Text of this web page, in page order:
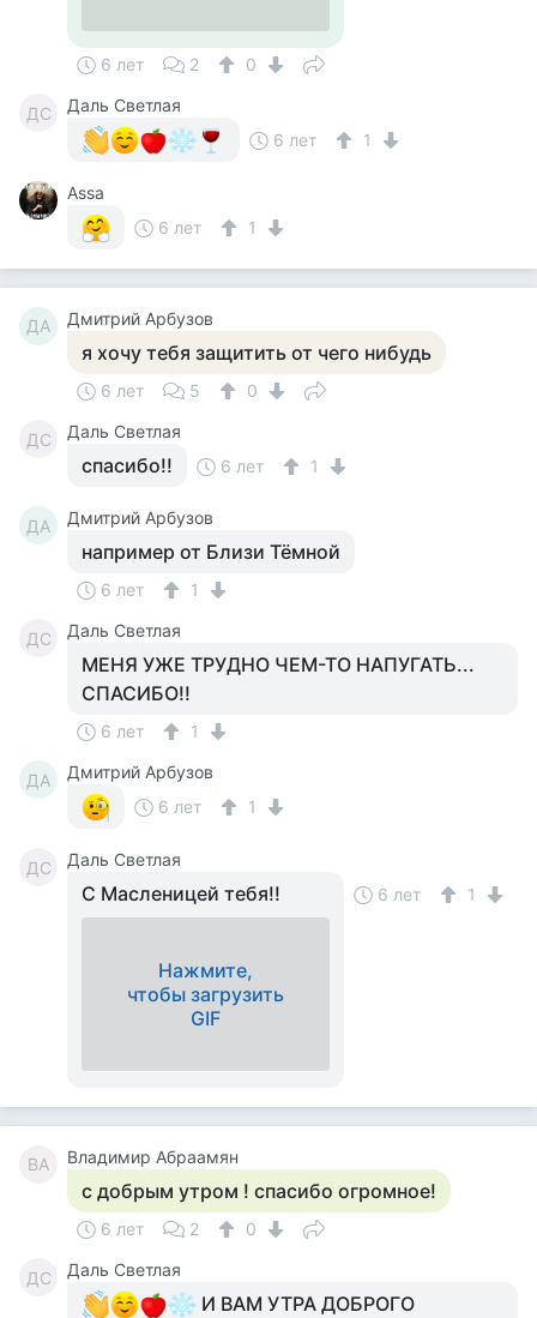
6 лет 2 0
ДС
Даль Светлая
6 лет
1
Assa
6 лет
1
ДА Дмитрий Арбузов
я хочу тебя защитить от чего нибудь
6 лет 5 0
ДС Даль Светлая
спасибо!! 6 лет 1
ДА Дмитрий Арбузов
например от Близи Тёмной
6 лет 1
ДС Даль Светлая
МЕНЯ УЖЕ ТРУДНО ЧЕМ-ТО НАПУГАТЬ...
СПАСИБО!!
6 лет 1
ДА
Дмитрий Арбузов
6 лет
1
ДС Даль Светлая
С Масленицей тебя!!
Нажмите,
чтобы загрузить
GIF
6 лет 1
ВА Владимир Абраамян
с добрым утром ! спасибо огромное!
6 лет 2 0
ДС Даль Светлая
И ВАМ УТРА ДОБРОГО